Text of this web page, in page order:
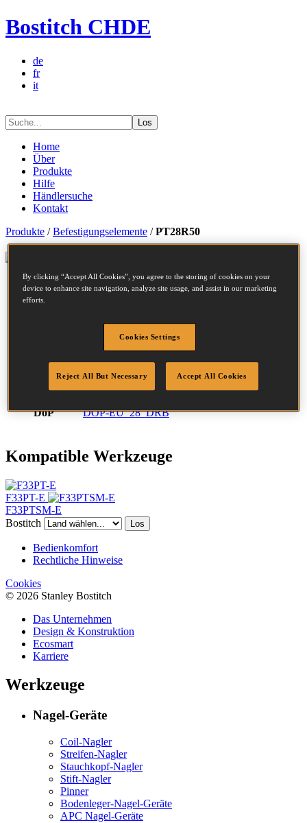
Bostitch CHDE
de
fr
it
Los
Home
Über
Produkte
Hilfe
Händlersuche
Kontakt
Produkte /Befestigungselemente /PT28R50
Artikelnummer PT28R50
2.8 mm
50 mm
Profil
Beschichtung
Glatt
DoP
DOP-EU_28_DRB
Kompatible Werkzeuge
F33PT-E
F33PTSM-E
Bostitch
Los
Bedienkomfort
Rechtliche Hinweise
Cookies
© 2026 Stanley Bostitch
Das Unternehmen
Design & Konstruktion
Ecosmart
Karriere
Werkzeuge
Nagel-Geräte
Coil-Nagler
Streifen-Nagler
Stauchkopf-Nagler
Stift-Nagler
Pinner
Bodenleger-Nagel-Geräte
APC Nagel-Geräte
By clicking “Accept All Cookies”, you agree to the storing of cookies on your
device to enhance site navigation, analyze site usage, and assist in our marketing
efforts.
Cookies Settings
Reject All But Necessary Accept All Cookies